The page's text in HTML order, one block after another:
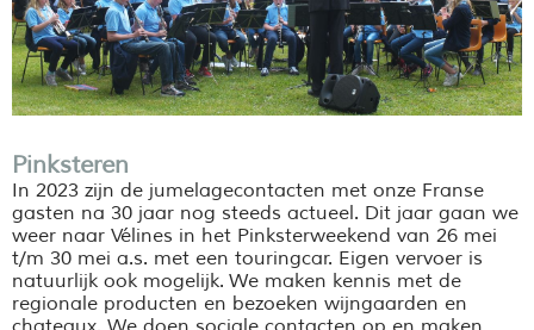
Pinksteren
In 2023 zijn de jumelagecontacten met onze Franse
gasten na 30 jaar nog steeds actueel. Dit jaar gaan we
weer naar Vélines in het Pinksterweekend van 26 mei
t/m 30 mei a.s. met een touringcar. Eigen vervoer is
natuurlijk ook mogelijk. We maken kennis met de
regionale producten en bezoeken wijngaarden en